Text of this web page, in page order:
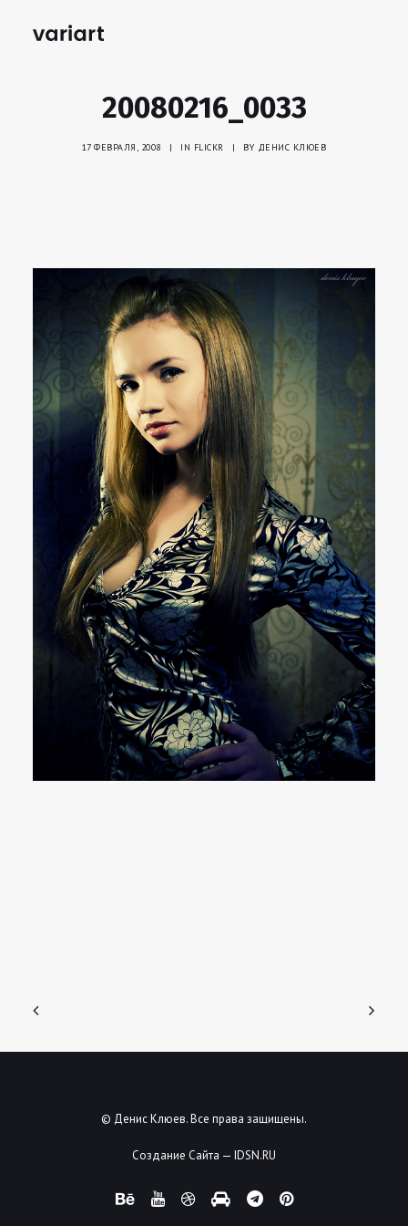
20080216_0033
17 ФЕВРАЛЯ, 2008 | IN FLICKR | BY ДЕНИС КЛЮЕВ
© Денис Клюев. Все права защищены.
Создание Сайта — IDSN.RU